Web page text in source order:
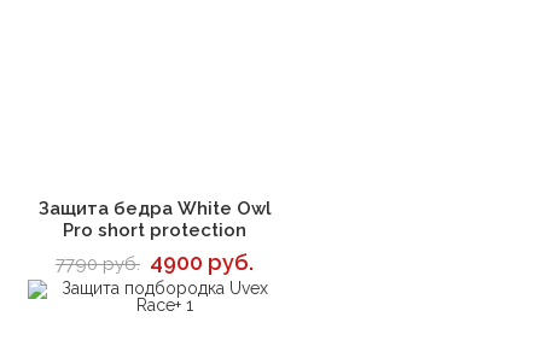
В корзину
Защита бедра White Owl
Pro short protection
7790 руб. 4900 руб.